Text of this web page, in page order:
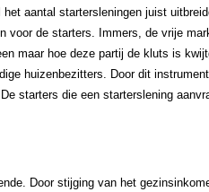
het aantal startersleningen juist
voor de starters. Immers, de vrije
maar hoe deze partij de kluts is
huizenbezitters. Door dit
starters die een starterslening
Door stijging van het